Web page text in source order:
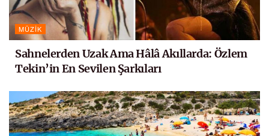
MÜZIK
Sahnelerden Uzak Ama Hâlâ Akıllarda: Özlem
Tekin’in En Sevilen Şarkıları